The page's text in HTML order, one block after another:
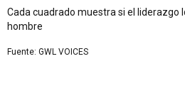
Cada cuadrado muestra si el liderazgo
hombre
Fuente: GWL VOICES